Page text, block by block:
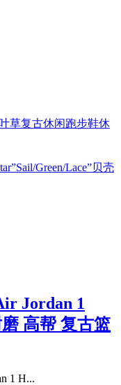
草复古休闲跑步鞋休
Green/Lace”贝壳
Jordan 1
高帮 复古篮
1 H...